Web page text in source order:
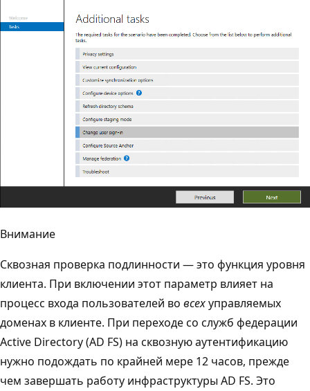
Внимание
Сквозная проверка подлинности — это функция уровня
клиента. При включении этот параметр влияет на
процесс входа пользователей во всехуправляемых
доменах в клиенте. При переходе со служб федерации
Active Directory (AD FS) на сквозную аутентификацию
нужно подождать по крайней мере 12 часов, прежде
чем завершать работу инфраструктуры AD FS. Это